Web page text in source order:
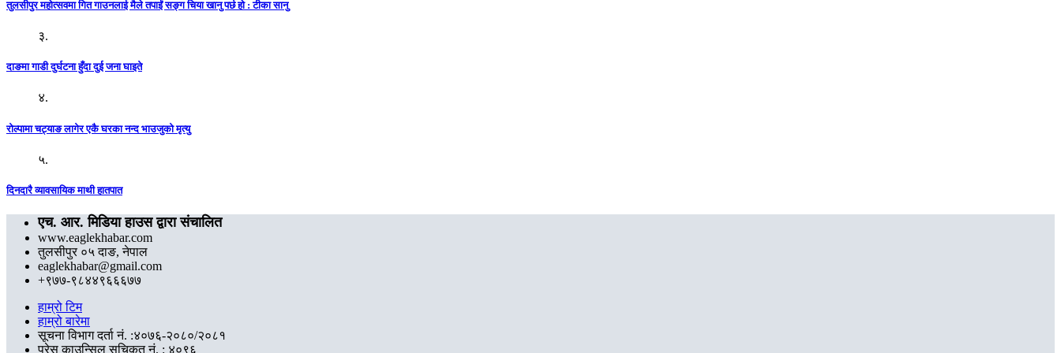
तुलसीपुर महोत्सवमा गित गाउनलाई मैले तपाईं सङ्ग चिया खानु पर्छ हो : टीका सानु
३.
दाङमा गाडी दुर्घटना हुँदा दुई जना घाइते
४.
रोल्पामा चट्याङ लागेर एकै घरका नन्द भाउजुको मृत्यु
५.
दिनदारै व्यावसायिक माथी हातपात
एच. आर. मिडिया हाउस द्वारा संचालित
www.eaglekhabar.com
तुलसीपुर ०५ दाङ, नेपाल
eaglekhabar@gmail.com
+९७७-९८४४९६६६७७
हाम्रो टिम
हाम्रो बारेमा
सूचना विभाग दर्ता नं. :४०७६-२०८०/२०८१
प्रेस काउन्सिल सुचिकृत नं. : ४०९६